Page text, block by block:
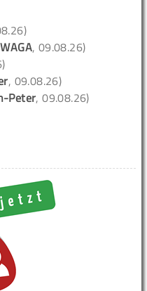
WAGA, 09.08.26)
, 09.08.26)
Peter, 09.08.26)